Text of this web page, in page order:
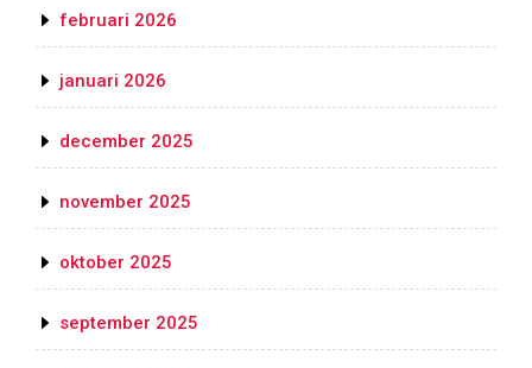
februari 2026
januari 2026
december 2025
november 2025
oktober 2025
september 2025